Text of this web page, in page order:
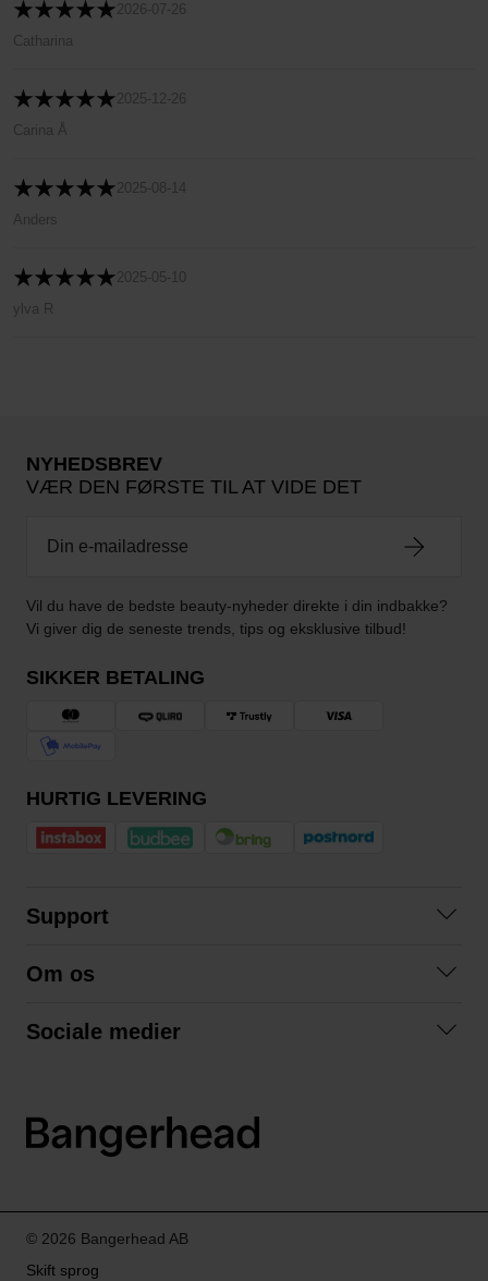
2026-07-26
Catharina
2025-12-26
Carina Å
2025-08-14
Anders
2025-05-10
ylva R
NYHEDSBREV
VÆR DEN FØRSTE TIL AT VIDE DET
Vil du have de bedste beauty-nyheder direkte i din indbakke?
Vi giver dig de seneste trends, tips og eksklusive tilbud!
SIKKER BETALING
HURTIG LEVERING
Support
Betingelser
Om os
Sociale medier
LinkedIn
© 2026 Bangerhead AB
Skift sprog